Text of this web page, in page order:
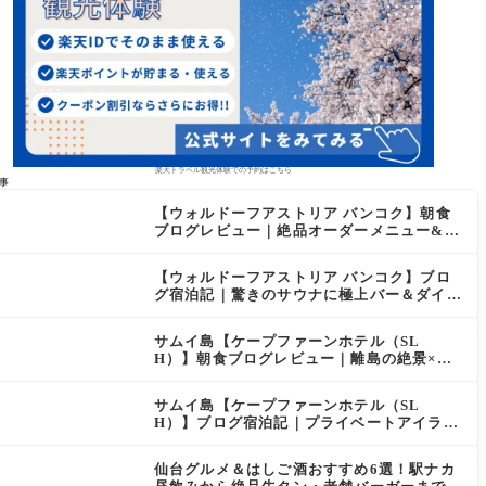
楽天トラベル観光体験での予約はこちら
【ウォルドーフアストリア バンコク】朝食
ブログレビュー｜絶品オーダーメニュー&豊
【ウォルドーフアストリア バンコク】ブロ
グ宿泊記｜驚きのサウナに極上バー＆ダイヤ
サムイ島【ケープファーンホテル（SL
H）】朝食ブログレビュー｜離島の絶景×至
サムイ島【ケープファーンホテル（SL
H）】ブログ宿泊記｜プライベートアイラン
仙台グルメ＆はしご酒おすすめ6選！駅ナカ